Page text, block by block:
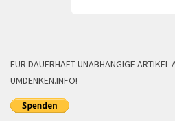
FÜR DAUERHAFT UNABHÄNGIGE ARTIKEL
UMDENKEN.INFO!